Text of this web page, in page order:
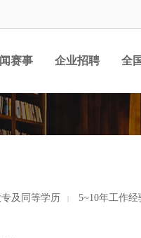
赛事 企业招聘 全
专及同等学历 | 5~10年工作经